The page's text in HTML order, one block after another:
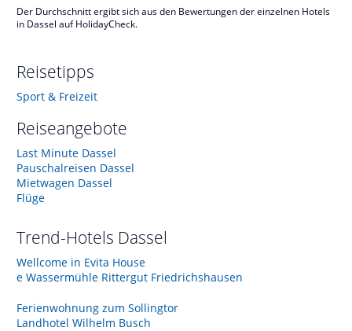
Der Durchschnitt ergibt sich aus den Bewertungen der einzelnen Hotels
in Dassel auf HolidayCheck.
Reisetipps
Sport & Freizeit
Reiseangebote
Last Minute Dassel
Pauschalreisen Dassel
Mietwagen Dassel
Flüge
Trend-Hotels Dassel
Wellcome in Evita House
e Wassermühle Rittergut Friedrichshausen
Ferienwohnung zum Sollingtor
Landhotel Wilhelm Busch